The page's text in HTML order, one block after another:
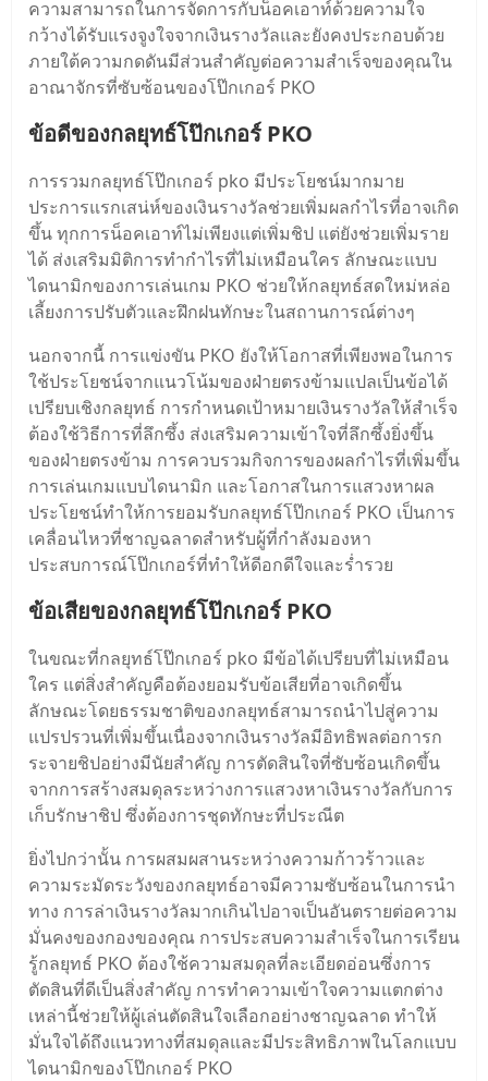
ความสามารถในการจัดการกับน็อคเอาท์ด้วยความใจ
กว้างได้รับแรงจูงใจจากเงินรางวัลและยังคงประกอบด้วย
ภายใต้ความกดดันมีส่วนสําคัญต่อความสําเร็จของคุณใน
อาณาจักรที่ซับซ้อนของโป๊กเกอร์ PKO
ข้อดีของกลยุทธ์โป๊กเกอร์ PKO
การรวมกลยุทธ์โป๊กเกอร์ pko มีประโยชน์มากมาย
ประการแรกเสน่ห์ของเงินรางวัลช่วยเพิ่มผลกําไรที่อาจเกิด
ขึ้น ทุกการน็อคเอาท์ไม่เพียงแต่เพิ่มชิป แต่ยังช่วยเพิ่มราย
ได้ ส่งเสริมมิติการทํากําไรที่ไม่เหมือนใคร ลักษณะแบบ
ไดนามิกของการเล่นเกม PKO ช่วยให้กลยุทธ์สดใหม่หล่อ
เลี้ยงการปรับตัวและฝึกฝนทักษะในสถานการณ์ต่างๆ
นอกจากนี้ การแข่งขัน PKO ยังให้โอกาสที่เพียงพอในการ
ใช้ประโยชน์จากแนวโน้มของฝ่ายตรงข้ามแปลเป็นข้อได้
เปรียบเชิงกลยุทธ์ การกําหนดเป้าหมายเงินรางวัลให้สําเร็จ
ต้องใช้วิธีการที่ลึกซึ้ง ส่งเสริมความเข้าใจที่ลึกซึ้งยิ่งขึ้น
ของฝ่ายตรงข้าม การควบรวมกิจการของผลกําไรที่เพิ่มขึ้น
การเล่นเกมแบบไดนามิก และโอกาสในการแสวงหาผล
ประโยชน์ทําให้การยอมรับกลยุทธ์โป๊กเกอร์ PKO เป็นการ
เคลื่อนไหวที่ชาญฉลาดสําหรับผู้ที่กําลังมองหา
ประสบการณ์โป๊กเกอร์ที่ทําให้ดีอกดีใจและร่ำรวย
ข้อเสียของกลยุทธ์โป๊กเกอร์ PKO
ในขณะที่กลยุทธ์โป๊กเกอร์ pko มีข้อได้เปรียบที่ไม่เหมือน
ใคร แต่สิ่งสําคัญคือต้องยอมรับข้อเสียที่อาจเกิดขึ้น
ลักษณะโดยธรรมชาติของกลยุทธ์สามารถนําไปสู่ความ
แปรปรวนที่เพิ่มขึ้นเนื่องจากเงินรางวัลมีอิทธิพลต่อการก
ระจายชิปอย่างมีนัยสําคัญ การตัดสินใจที่ซับซ้อนเกิดขึ้น
จากการสร้างสมดุลระหว่างการแสวงหาเงินรางวัลกับการ
เก็บรักษาชิป ซึ่งต้องการชุดทักษะที่ประณีต
ยิ่งไปกว่านั้น การผสมผสานระหว่างความก้าวร้าวและ
ความระมัดระวังของกลยุทธ์อาจมีความซับซ้อนในการนํา
ทาง การล่าเงินรางวัลมากเกินไปอาจเป็นอันตรายต่อความ
มั่นคงของกองของคุณ การประสบความสําเร็จในการเรียน
รู้กลยุทธ์ PKO ต้องใช้ความสมดุลที่ละเอียดอ่อนซึ่งการ
ตัดสินที่ดีเป็นสิ่งสําคัญ การทําความเข้าใจความแตกต่าง
เหล่านี้ช่วยให้ผู้เล่นตัดสินใจเลือกอย่างชาญฉลาด ทําให้
มั่นใจได้ถึงแนวทางที่สมดุลและมีประสิทธิภาพในโลกแบบ
ไดนามิกของโป๊กเกอร์ PKO